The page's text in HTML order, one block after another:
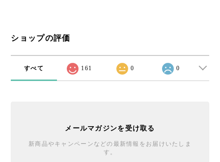
ショップの評価
すべて 161 0 0
メールマガジンを受け取る
新商品やキャンペーンなどの最新情報をお届けいたしま
す。